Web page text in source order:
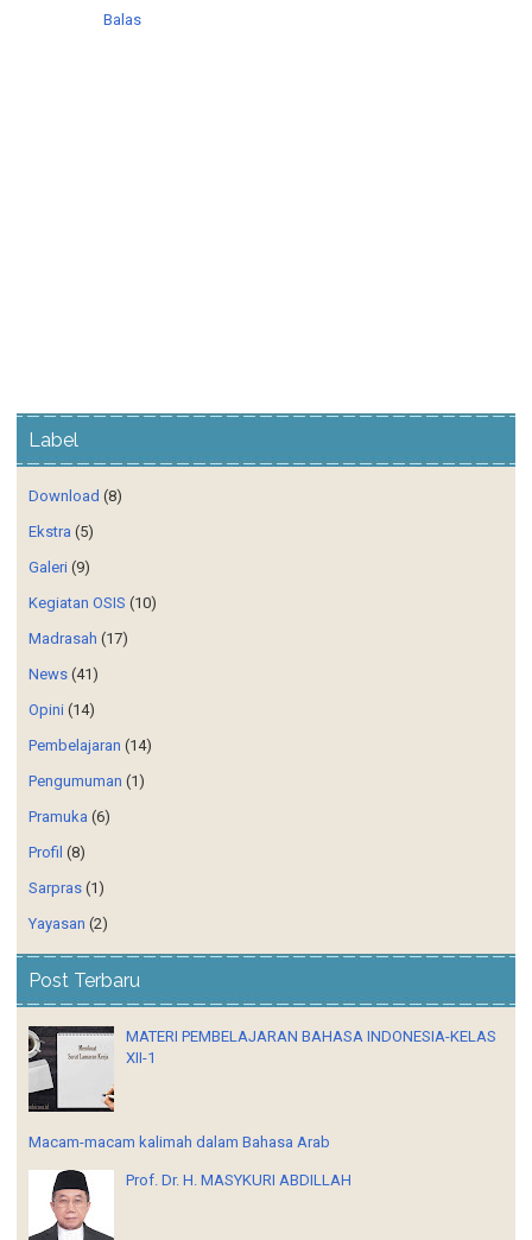
Balas
Label
Download (8)
Ekstra (5)
Galeri (9)
Kegiatan OSIS (10)
Madrasah (17)
News (41)
Opini (14)
Pembelajaran (14)
Pengumuman (1)
Pramuka (6)
Profil (8)
Sarpras (1)
Yayasan (2)
Post Terbaru
MATERI PEMBELAJARAN BAHASA INDONESIA-KELAS
XII-1
Macam-macam kalimah dalam Bahasa Arab
Prof. Dr. H. MASYKURI ABDILLAH